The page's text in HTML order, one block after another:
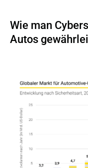
Wie man
Autos